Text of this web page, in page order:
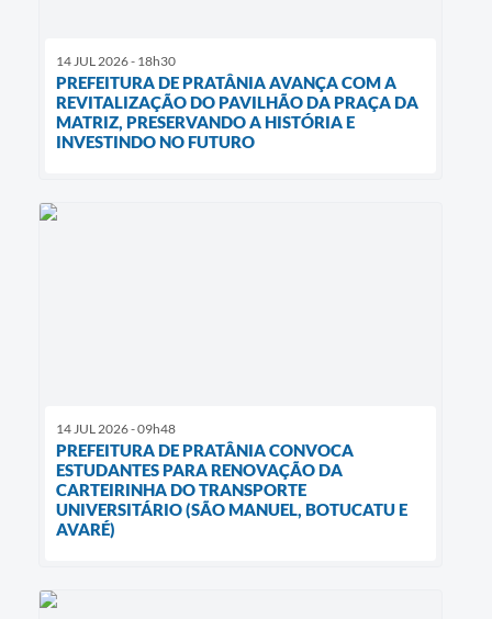
14 JUL 2026 - 18h30
PREFEITURA DE PRATÂNIA AVANÇA COM A
REVITALIZAÇÃO DO PAVILHÃO DA PRAÇA DA
MATRIZ, PRESERVANDO A HISTÓRIA E
INVESTINDO NO FUTURO
14 JUL 2026 - 09h48
PREFEITURA DE PRATÂNIA CONVOCA
ESTUDANTES PARA RENOVAÇÃO DA
CARTEIRINHA DO TRANSPORTE
UNIVERSITÁRIO (SÃO MANUEL, BOTUCATU E
AVARÉ)